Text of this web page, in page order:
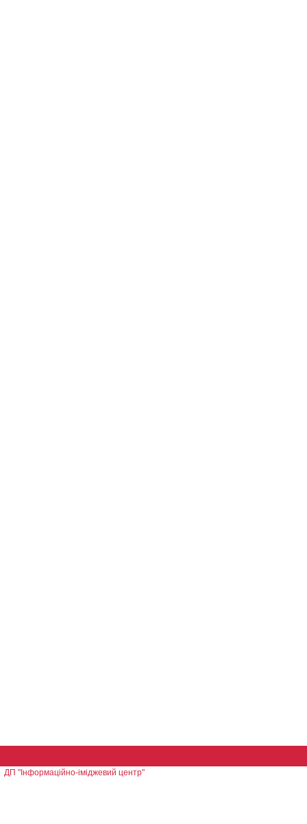
ДП "Інформаційно-іміджевий центр"